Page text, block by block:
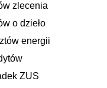
zlecenia
o dzieło
energii
ZUS